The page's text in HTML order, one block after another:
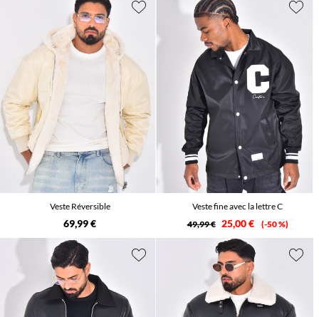
Veste Réversible
69,99 €
Veste fine avec la lettre C
49,99 € 25,00 € -50 %